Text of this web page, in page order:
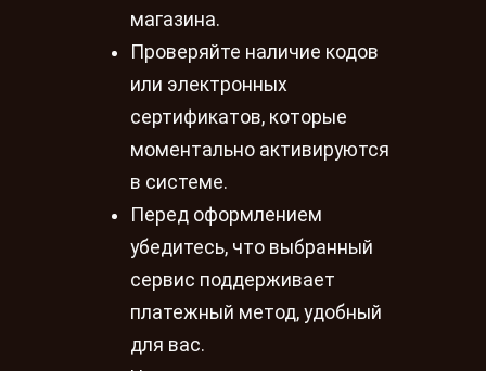
магазина.
Проверяйте наличие кодов
или электронных
сертификатов, которые
моментально активируются
в системе.
Перед оформлением
убедитесь, что выбранный
сервис поддерживает
платежный метод, удобный
для вас.